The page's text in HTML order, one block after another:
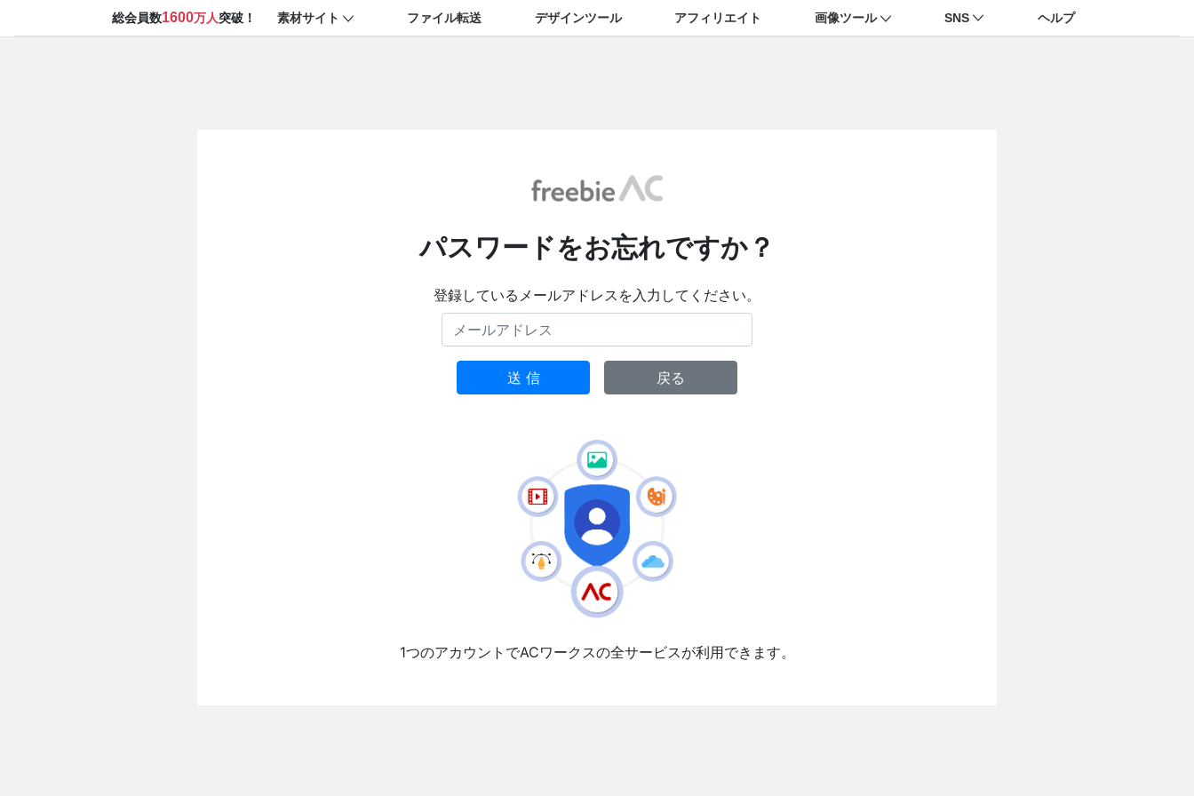
総会員数1600万人突破！ 素材サイト ファイル転送 デザインツール アフィリエイト 画像ツール SNS ヘルプ
パスワードをお忘れですか？
登録しているメールアドレスを入力してください。
送 信 戻る
1つのアカウントでACワークスの全サービスが利用できます。